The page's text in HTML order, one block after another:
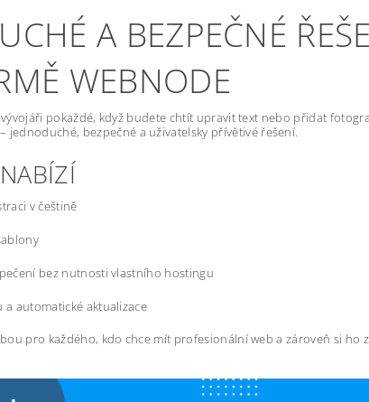
A BEZPEČNÉ
WEBNODE
pokaždé, když budete chtít upravit text nebo přidat
– jednoduché, bezpečné a uživatelsky přívětivé řešení.
v češtině
bez nutnosti vlastního hostingu
automatické aktualizace
pro každého, kdo chce mít profesionální web a zároveň si ho